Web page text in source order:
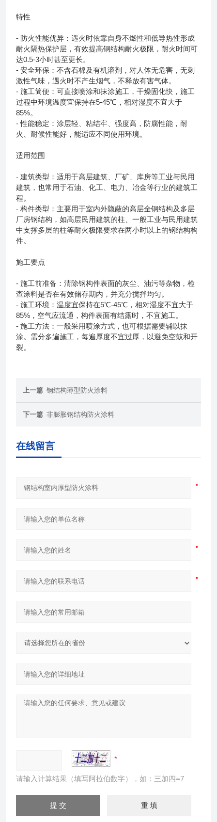
特性
- 防火性能优异：遇火时依靠自身不燃性和低导热性形成
耐火隔热保护层，有效提高钢结构耐火极限，耐火时间可
达0.5-3小时甚至更长。
- 安全环保：不含石棉及有机溶剂，对人体无危害，无刺
激性气味，遇火时不产生烟气，不释放有害气体。
- 施工简便：可直接喷涂和抹涂施工，干燥固化快，施工
过程中环境温度宜保持在5-45℃，相对湿度不宜大于
85%。
- 性能稳定：涂层轻、粘结牢、强度高，防腐性能，耐
火、耐候性能好，能适应不同使用环境。
适用范围
- 建筑类型：适用于高层建筑、厂矿、库房等工业与民用
建筑，也常用于石油、化工、电力、冶金等行业的建筑工
程。
- 构件类型：主要用于室内外隐蔽的高层全钢结构及多层
厂房钢结构，如高层民用建筑的柱、一般工业与民用建筑
中支撑多层的柱等耐火极限要求在两小时以上的钢结构构
件。
施工要点
- 施工前准备：清除钢构件表面的灰尘、油污等杂物，检
查涂料是否在有效储存期内，并充分搅拌均匀。
- 施工环境：温度宜保持在5℃-45℃，相对湿度不宜大于
85%，空气应流通，构件表面有结露时，不宜施工。
- 施工方法：一般采用喷涂方式，也可根据需要辅以抹
涂。需分多遍施工，每遍厚度不宜过厚，以避免空鼓和开
裂。
上一篇 钢结构薄型防火涂料
下一篇 非膨胀钢结构防火涂料
在线留言
请输入计算结果（填写阿拉伯数字），如：三加四=7